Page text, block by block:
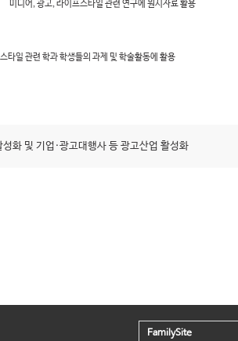
미디어, 광고, 라이프스타일 관련 연구에 원시자료 활용
타일 관련 학과 학생들의 과제 및 학술활동에 활용
화 및 기업·광고대행사 등 광고산업 활성화
FamilySite